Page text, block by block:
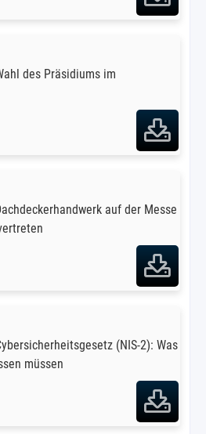
des Präsidiums im
auf der Messe
(NIS-2): Was
müssen